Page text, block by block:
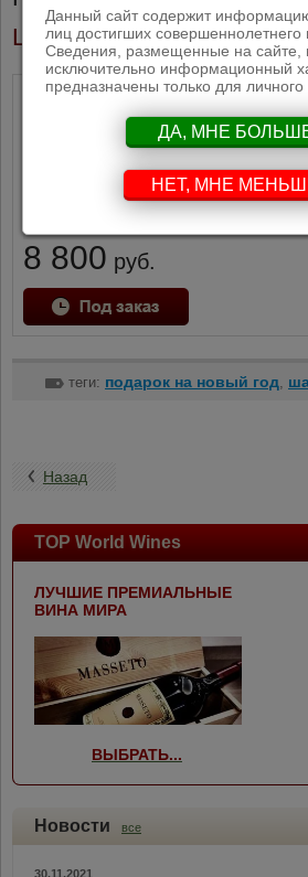
TOP World Wines
ЛУЧШИЕ ПРЕМИАЛЬНЫЕ
ВИНА МИРА
ВЫБРАТЬ...
Новости все
30.11.2021
Lanson
Тип
Шампанское
NV
700 мл
Шардонне:
Пино Менье:
8 800 руб.
теги: подарок на новый год,
Назад
Данный сайт содержит
лиц достигших совершеннолетнего
Сведения, размещенные на сайте,
исключительно информационный
предназначены только для личного
ДА, МНЕ
НЕТ, МНЕ